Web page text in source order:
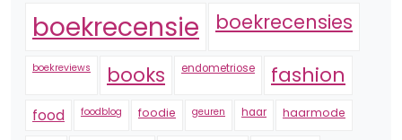
boekrecensie boekrecensies
boekreviews books endometriose fashion
food foodblog foodie geuren haar haarmode